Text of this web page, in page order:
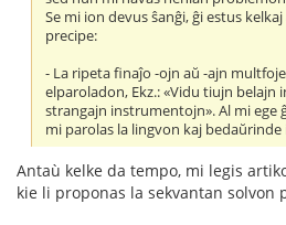
Se mi ion devus ŝanĝi, ĝi estus
precipe:
- La ripeta finaĵo -ojn aŭ -ajn
elparoladon, Ekz.: «Vidu tiujn
strangajn instrumentojn». Al mi ege
mi parolas la lingvon kaj bedaŭrinde
Antaù kelke da tempo, mi legis
kie li proponas la sekvantan solvon